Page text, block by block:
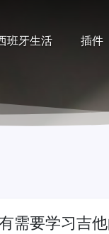
班牙生活 插件
需要学习吉